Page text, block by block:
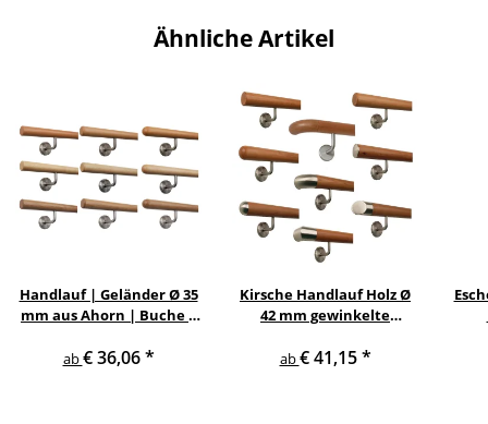
Ähnliche Artikel
Handlauf | Geländer Ø 35
mm aus Ahorn | Buche |
Enden & Edelstahlhalter
ab€ 36,06*
Kirsche Handlauf Holz Ø
42 mm gewinkelte
Enden
ab€ 41,15*